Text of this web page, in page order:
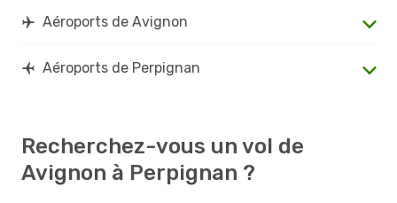
Aéroports de Avignon
Aéroports de Perpignan
Recherchez-vous un vol de
Avignon à Perpignan ?